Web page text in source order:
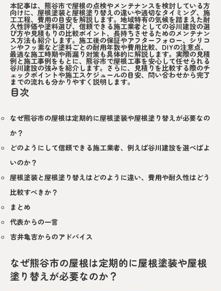
本記事は、熊谷市で屋根の点検やメンテナンスを検討している方
向けに、屋根塗装と屋根塗り替えの違いや適切なタイミング、施
工工程、費用の目安を解説します。地域特有の気候を踏まえた耐
久性評価や塗料選び、信頼できる施工業者としての谷川建設の選
び方や見積もりの比較ポイント、長持ちさせるためのメンテナン
ス方法も紹介します。施工後の保証やアフターフォロー、シリコ
ンやフッ素など塗料ごとの耐用年数や費用比較、DIYの注意点、
最適な施工時期や雨漏り対策も具体的に解説します。実際の見積
例と施工事例をもとに、熊谷市で屋根工事を安心して任せられる
谷川建設の強みを紹介します。さらに、見積りを比較する際のチ
ェックポイントや施工スケジュールの目安、問い合わせから完了
までの流れも分かりやすく説明します。
目次
なぜ熊谷市の屋根は定期的に屋根塗装や屋根塗り替えが必要なの
か？
どのようにして信頼できる施工業者、例えば谷川建設を選べばよ
いのか？
屋根塗装と屋根塗り替えはどのように違い、費用や耐久性はどう
比較すべきか？
まとめ
代表からの一言
吉井亀吉からのアドバイス
なぜ熊谷市の屋根は定期的に屋根塗装や屋根
塗り替えが必要なのか？